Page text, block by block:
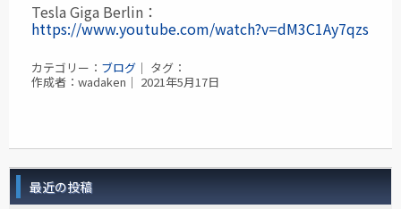
Tesla Giga Berlin：
https://www.youtube.com/watch?v=dM3C1Ay7qzs
カテゴリー： ブログ ｜ タグ：
作成者：wadaken｜ 2021年5月17日
最近の投稿